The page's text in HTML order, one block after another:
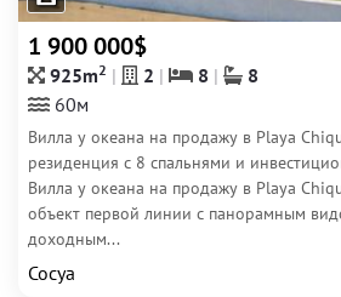
1 900 000$
925m2 2 8
8
60м
Вилла у океана на продажу в Playa
резиденция с 8 спальнями и
Вилла у океана на продажу в Playa
объект первой линии с панорамным
доходным...
Сосуа